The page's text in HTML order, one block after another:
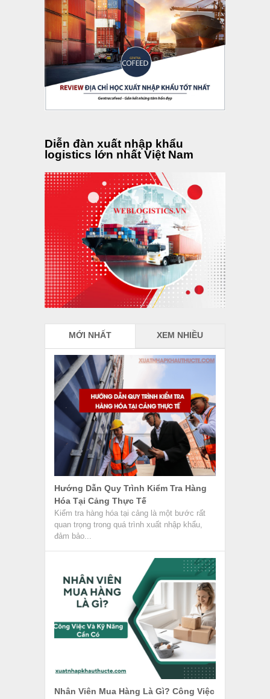
Diễn đàn xuất nhập khẩu
logistics lớn nhất Việt Nam
MỚI NHẤT XEM NHIỀU
Hướng Dẫn Quy Trình Kiểm Tra Hàng
Hóa Tại Cảng Thực Tế
Kiểm tra hàng hóa tại cảng là một bước rất
quan trọng trong quá trình xuất nhập khẩu,
đảm bảo...
Nhân Viên Mua Hàng Là Gì? Công Việc